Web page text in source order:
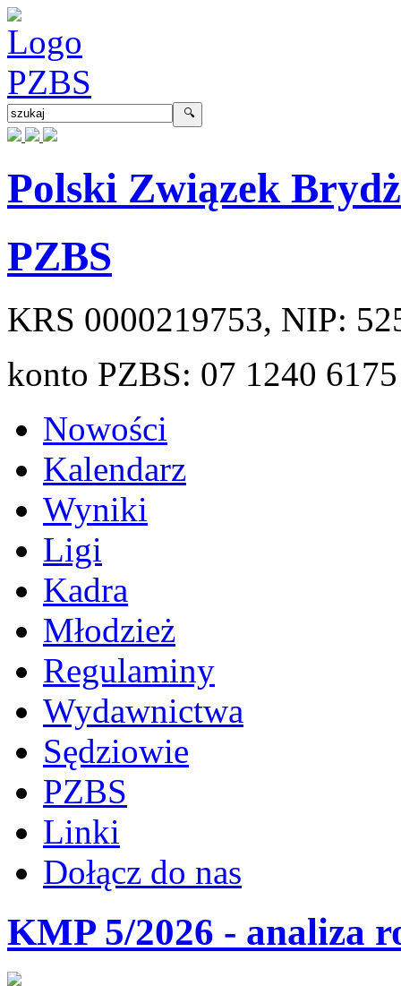
Polski Związek
PZBS
KRS 0000219753, NIP:
konto PZBS: 07 1240
Nowości
Kalendarz
Wyniki
Ligi
Kadra
Młodzież
Regulaminy
Wydawnictwa
Sędziowie
PZBS
Linki
Dołącz do nas
KMP 5/2026 - analiza